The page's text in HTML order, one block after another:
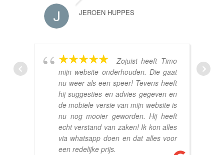
JEROEN HUPPES
Zojuist heeft Timo
mijn website onderhouden. Die gaat
nu weer als een speer! Tevens heeft
hij suggesties en advies gegeven en
de mobiele versie van mijn website is
nu nog mooier geworden. Hij heeft
echt verstand van zaken! Ik kon alles
via whatsapp doen en dat alles voor
een redelijke prijs.